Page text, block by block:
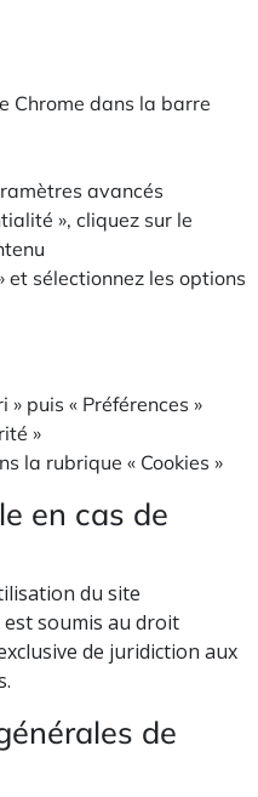
Chrome dans la barre
avancés
», cliquez sur le
et sélectionnez les options
» puis « Préférences »
»
la rubrique « Cookies »
en cas de
du site
soumis au droit
de juridiction aux
de